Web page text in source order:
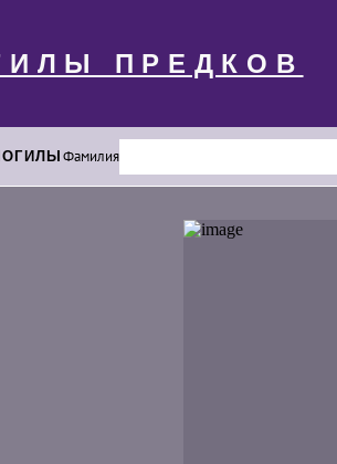
ПРЕДКОВ
Фамилия